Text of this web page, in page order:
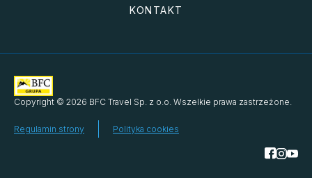
KONTAKT
Copyright © 2026 BFC Travel Sp. z o.o. Wszelkie prawa zastrzeżone.
Regulamin strony Polityka cookies